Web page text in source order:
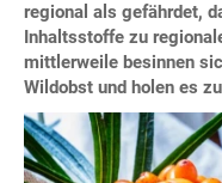
regional als gefährdet,
Inhaltsstoffe zu
mittlerweile besinnen
Wildobst und holen es